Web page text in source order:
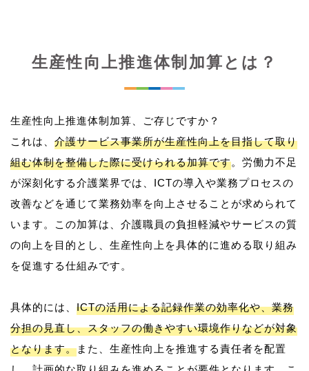
生産性向上推進体制加算とは？
生産性向上推進体制加算、ご存じですか？
これは、 介護サービス事業所が生産性向上を目指して取り
組む体制を整備した際に受けられる加算です。労働力不足
が深刻化する介護業界では、ICTの導入や業務プロセスの
改善などを通じて業務効率を向上させることが求められて
います。この加算は、介護職員の負担軽減やサービスの質
の向上を目的とし、生産性向上を具体的に進める取り組み
を促進する仕組みです。
具体的には、 ICTの活用による記録作業の効率化や、業務
分担の見直し、スタッフの働きやすい環境作りなどが対象
となります。また、生産性向上を推進する責任者を配置